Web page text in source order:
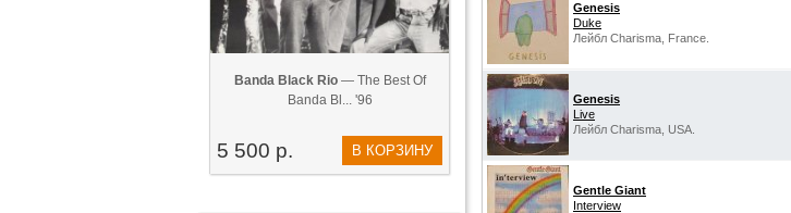
Banda Black Rio— The Best Of
Banda Bl... '96
5 500 р. В КОРЗИНУ
Genesis
Duke
Лейбл Charisma, France.
Genesis
Live
Лейбл Charisma, USA.
Gentle Giant
Interview